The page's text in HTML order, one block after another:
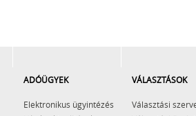
ADÓÜGYEK
Elektronikus ügyintézés
VÁLASZTÁSOK
Választási